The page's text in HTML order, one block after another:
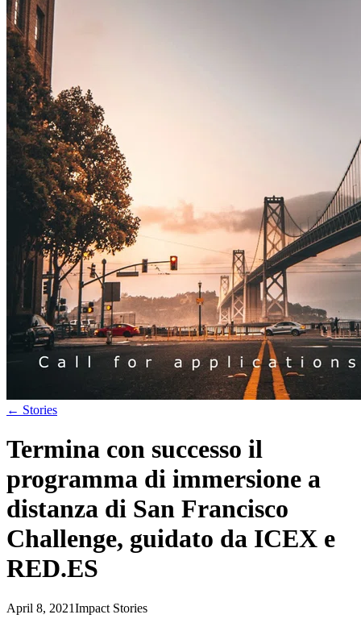
← Stories
Termina con successo il
programma di immersione a
distanza di San Francisco
Challenge, guidato da ICEX e
RED.ES
April 8, 2021Impact Stories